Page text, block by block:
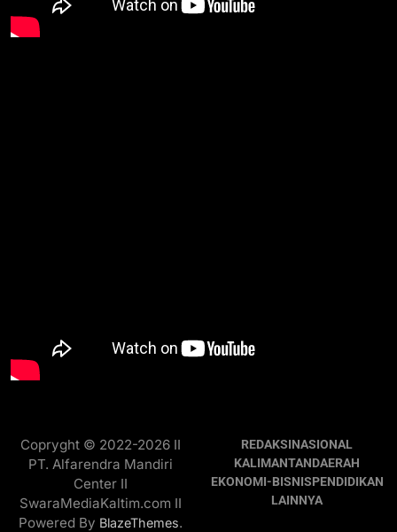
Copryght © 2022-2026 II
PT. Alfarendra Mandiri
Center II
SwaraMediaKaltim.com II
Powered By BlazeThemes.
REDAKSINASIONAL
KALIMANTANDAERAH
EKONOMI-BISNISPENDIDIKAN
LAINNYA